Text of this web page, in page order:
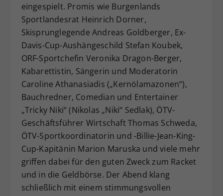
eingespielt. Promis wie Burgenlands
Sportlandesrat Heinrich Dorner,
Skisprunglegende Andreas Goldberger, Ex-
Davis-Cup-Aushängeschild Stefan Koubek,
ORF-Sportchefin Veronika Dragon-Berger,
Kabarettistin, Sängerin und Moderatorin
Caroline Athanasiadis („Kernölamazonen“),
Bauchredner, Comedian und Entertainer
„Tricky Niki“ (Nikolas „Niki“ Sedlak), ÖTV-
Geschäftsführer Wirtschaft Thomas Schweda,
ÖTV-Sportkoordinatorin und -Billie-Jean-King-
Cup-Kapitänin Marion Maruska und viele mehr
griffen dabei für den guten Zweck zum Racket
und in die Geldbörse. Der Abend klang
schließlich mit einem stimmungsvollen